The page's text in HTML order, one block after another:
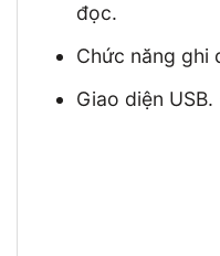
đọc.
Chức năng ghi
Giao diện USB.